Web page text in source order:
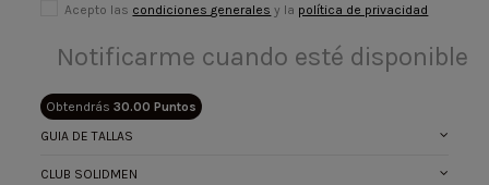
Acepto las condiciones generales y la política de privacidad
Obtendrás30.00 Puntos
GUIA DE TALLAS
CLUB SOLIDMEN